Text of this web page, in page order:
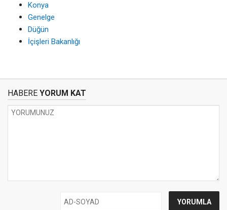
Konya
Genelge
Düğün
İçişleri Bakanlığı
HABERE YORUM KAT